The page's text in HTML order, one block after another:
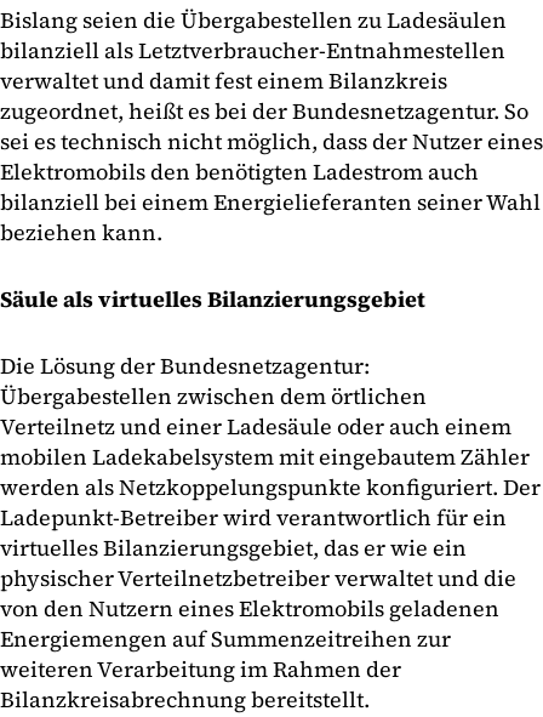
Bislang seien die Übergabestellen zu Ladesäulen
bilanziell als Letztverbraucher-Entnahmestellen
verwaltet und damit fest einem Bilanzkreis
zugeordnet, heißt es bei der Bundesnetzagentur. So
sei es technisch nicht möglich, dass der Nutzer eines
Elektromobils den benötigten Ladestrom auch
bilanziell bei einem Energielieferanten seiner Wahl
beziehen kann.
Säule als virtuelles Bilanzierungsgebiet
Die Lösung der Bundesnetzagentur:
Übergabestellen zwischen dem örtlichen
Verteilnetz und einer Ladesäule oder auch einem
mobilen Ladekabelsystem mit eingebautem Zähler
werden als Netzkoppelungspunkte konfiguriert. Der
Ladepunkt-Betreiber wird verantwortlich für ein
virtuelles Bilanzierungsgebiet, das er wie ein
physischer Verteilnetzbetreiber verwaltet und die
von den Nutzern eines Elektromobils geladenen
Energiemengen auf Summenzeitreihen zur
weiteren Verarbeitung im Rahmen der
Bilanzkreisabrechnung bereitstellt.